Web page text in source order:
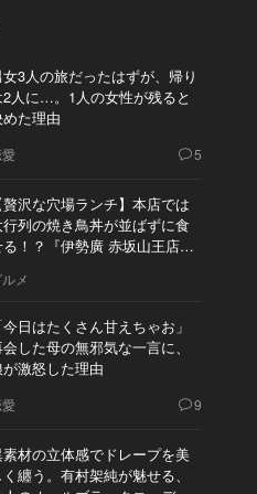
女3人の旅だったはずが、帰り
2人に…。1人の女性が残ると
た理由
5
贅沢な穴場ランチ】本店では
行列の焼き鳥丼が並ばずに食
！？『伊勢廣 赤坂山王店』
メ
今日はたくさん甘えちゃお」
した母の無邪気な一言に、
激怒した理由
9
材の立体感でドレープを美
く纏う。有村架純が魅せる、